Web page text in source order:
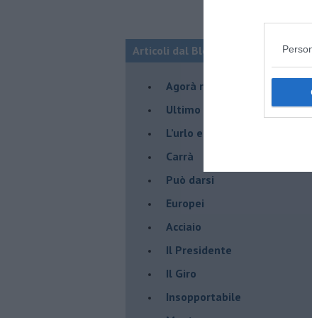
Articoli dal Blog “Pensieri della
​Agorà reloaded
Ultimo
​L’urlo e gli inglesi
Carrà
Può darsi
Europei
Acciaio
Il Presidente
​Il Giro
Insopportabile